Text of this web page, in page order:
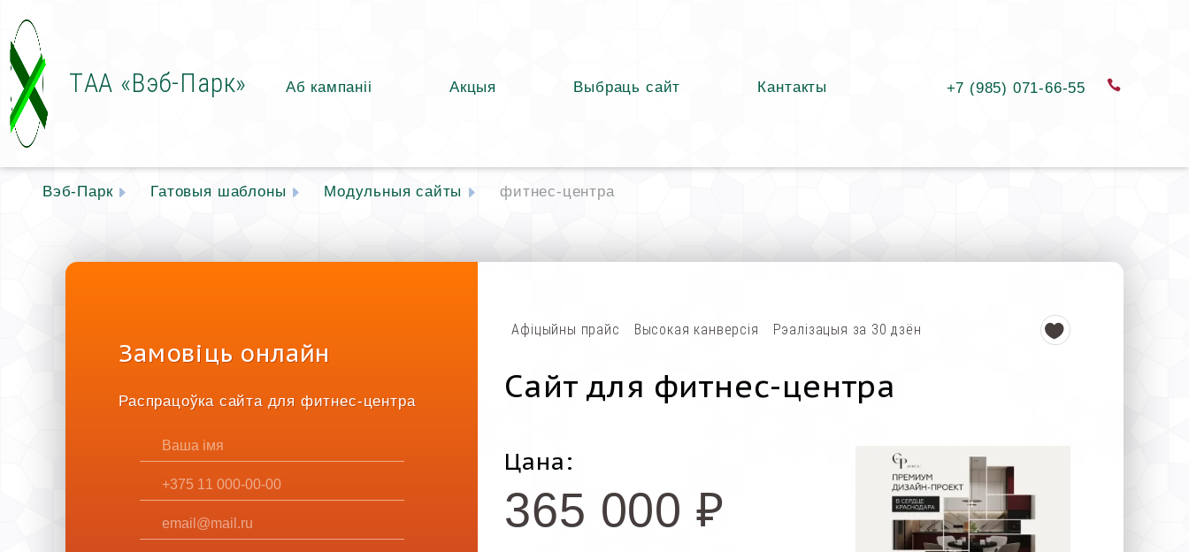
ТАА «Вэб-Парк» Аб кампаніі Акцыя Выбраць сайт Кантакты +7 (985) 071-66-55
Вэб-Парк Гатовыя шаблоны Модульныя сайты фитнес-центра
Замовіць онлайн
Распрацоўка сайта для фитнес-центра
Афіцыйны прайс Высокая канверсія Рэалізацыя за 30 дзён
Сайт для фитнес-центра
Цана:
365 000 ₽